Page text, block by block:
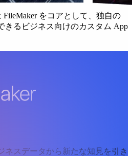
をコアとして、独自の
きるビジネス向けのカスタム App
ネスデータから新たな知見を引き